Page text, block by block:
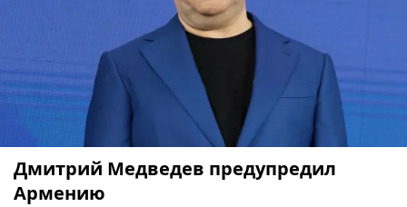
Дмитрий Медведев предупредил
Армению